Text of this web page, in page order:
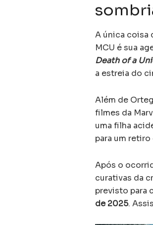
A única coisa
MCU é sua
Death of a
a estreia do
Além de
filmes da
uma filha
para um retiro
Após o
curativas da
previsto para
de 2025.